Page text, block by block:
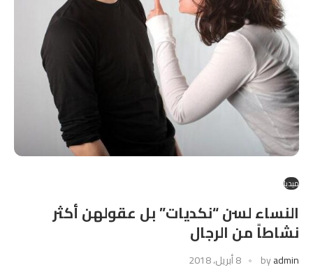
ميديا
النساء لسن “نكديات” بل عقولهن أكثر
نشاطاً من الرجال
byadmin 8 أبريل، 2018